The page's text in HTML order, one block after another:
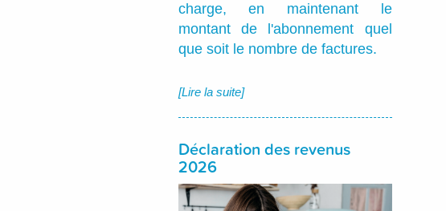
charge, en maintenant le
montant de l'abonnement quel
que soit le nombre de factures.
[Lire la suite]
Déclaration des revenus
2026